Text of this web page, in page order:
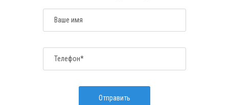
Ваше имя
Телефон*
Отправить